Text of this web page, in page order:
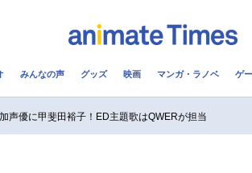
みんなの声 グッズ 映画 マンガ・ラノベ ゲ
声優に甲斐田裕子！ED主題歌はQWERが担当